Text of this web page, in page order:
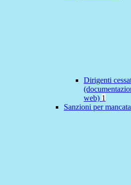
Dirigenti
web) 1
Sanzioni per